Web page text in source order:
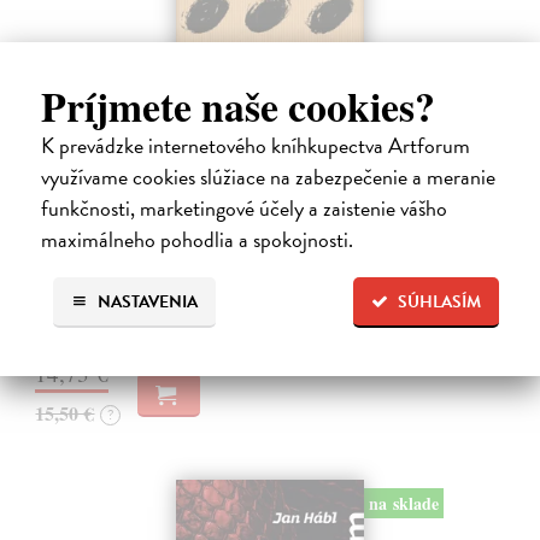
Príjmete naše cookies?
K prevádzke internetového kníhkupectva Artforum
využívame cookies slúžiace na zabezpečenie a meranie
funkčnosti, marketingové účely a zaistenie vášho
maximálneho pohodlia a spokojnosti.
SÚHLASÍM
NASTAVENIA
Pomalost
Kundera Milan| Kniha
Pomalost, chronologicky první ze čtyř románů Milana Kundery
napsaných francouzsky, vychází v českém překladu Anny
Kareninové. Vydávání Kunderových románů v českém jazyce se
uzavírá.
Na sklade ?
14,73 €
15,50 € ?
na sklade